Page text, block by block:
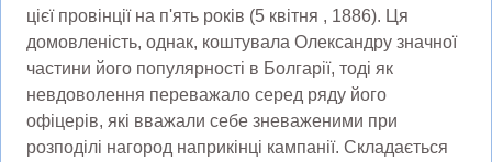
цієї провінції на п'ять років (5 квітня , 1886). Ця
домовленість, однак, коштувала Олександру значної
частини його популярності в Болгарії, тоді як
невдоволення переважало серед ряду його
офіцерів, які вважали себе зневаженими при
розподілі нагород наприкінці кампанії. Складається